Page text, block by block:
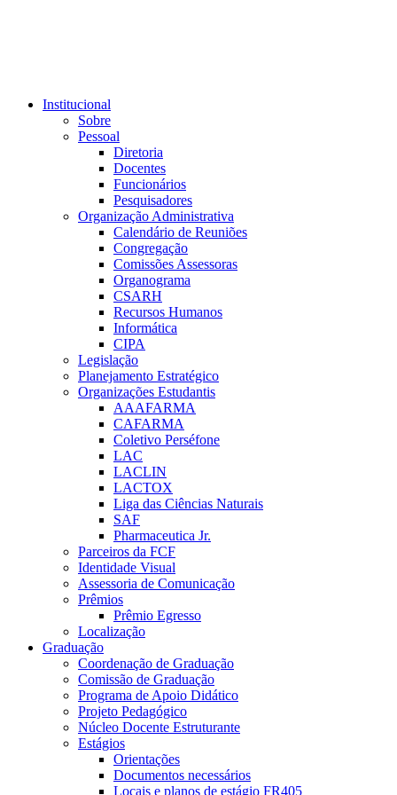
Institucional
Sobre
Pessoal
Diretoria
Docentes
Funcionários
Pesquisadores
Organização Administrativa
Calendário de Reuniões
Congregação
Comissões Assessoras
Organograma
CSARH
Recursos Humanos
Informática
CIPA
Legislação
Planejamento Estratégico
Organizações Estudantis
AAAFARMA
CAFARMA
Coletivo Perséfone
LAC
LACLIN
LACTOX
Liga das Ciências Naturais
SAF
Pharmaceutica Jr.
Parceiros da FCF
Identidade Visual
Assessoria de Comunicação
Prêmios
Prêmio Egresso
Localização
Graduação
Coordenação de Graduação
Comissão de Graduação
Programa de Apoio Didático
Projeto Pedagógico
Núcleo Docente Estruturante
Estágios
Orientações
Documentos necessários
Locais e planos de estágio FR405